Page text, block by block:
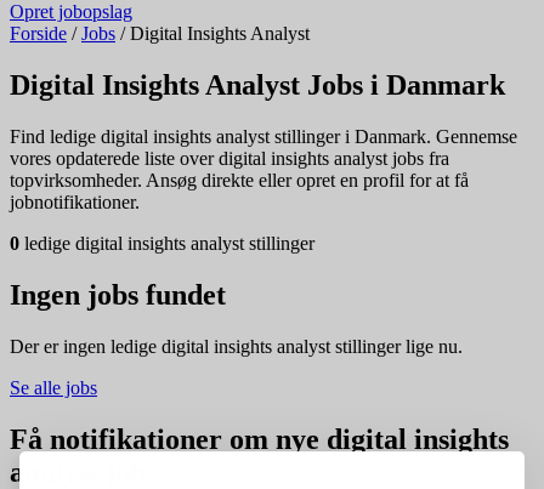
Opret jobopslag
Forside / Jobs / Digital Insights Analyst
Digital Insights Analyst Jobs i Danmark
Find ledige digital insights analyst stillinger i Danmark. Gennemse
vores opdaterede liste over digital insights analyst jobs fra
topvirksomheder. Ansøg direkte eller opret en profil for at få
jobnotifikationer.
0 ledige digital insights analyst stillinger
Ingen jobs fundet
Der er ingen ledige digital insights analyst stillinger lige nu.
Se alle jobs
Få notifikationer om nye digital insights
analyst jobs